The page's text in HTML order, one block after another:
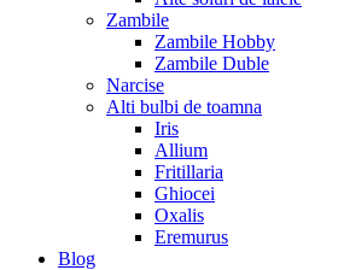
Zambile
Zambile Hobby
Zambile Duble
Narcise
Alti bulbi de toamna
Iris
Allium
Fritillaria
Ghiocei
Oxalis
Eremurus
Blog